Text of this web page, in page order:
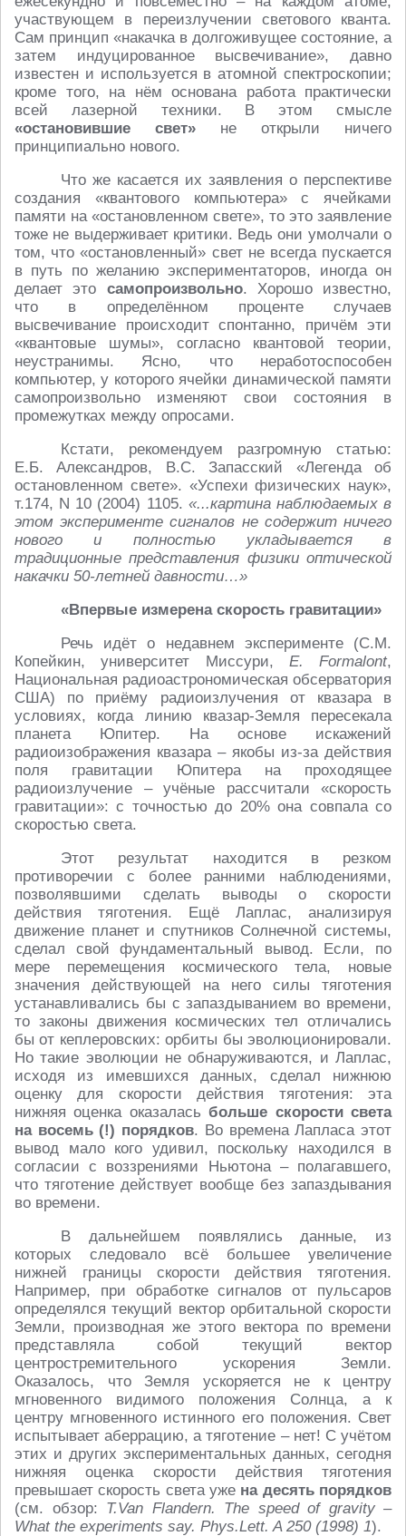
участвующем в переизлучении светового кванта.
Сам принцип «накачка в долгоживущее состояние, а
затем индуцированное высвечивание», давно
известен и используется в атомной спектроскопии;
кроме того, на нём основана работа практически
всей лазерной техники. В этом смысле
«остановившие свет» не открыли ничего
принципиально нового.
Что же касается их заявления о перспективе
создания «квантового компьютера» с ячейками
памяти на «остановленном свете», то это заявление
тоже не выдерживает критики. Ведь они умолчали о
том, что «остановленный» свет не всегда пускается
в путь по желанию экспериментаторов, иногда он
делает это самопроизвольно. Хорошо известно,
что в определённом проценте случаев
высвечивание происходит спонтанно, причём эти
«квантовые шумы», согласно квантовой теории,
неустранимы. Ясно, что неработоспособен
компьютер, у которого ячейки динамической памяти
самопроизвольно изменяют свои состояния в
промежутках между опросами.
Кстати, рекомендуем разгромную статью:
Е.Б. Александров, В.С. Запасский «Легенда об
остановленном свете». «Успехи физических наук»,
т.174, N 10 (2004) 1105. «...картина наблюдаемых в
этом эксперименте сигналов не содержит ничего
нового и полностью укладывается в
традиционные представления физики оптической
накачки 50-летней давности…»
«Впервые измерена скорость гравитации»
Речь идёт о недавнем эксперименте (С.М.
Копейкин, университет Миссури, E. Formalont,
Национальная радиоастрономическая обсерватория
США) по приёму радиоизлучения от квазара в
условиях, когда линию квазар-Земля пересекала
планета Юпитер. На основе искажений
радиоизображения квазара – якобы из-за действия
поля гравитации Юпитера на проходящее
радиоизлучение – учёные рассчитали «скорость
гравитации»: с точностью до 20% она совпала со
скоростью света.
Этот результат находится в резком
противоречии с более ранними наблюдениями,
позволявшими сделать выводы о скорости
действия тяготения. Ещё Лаплас, анализируя
движение планет и спутников Солнечной системы,
сделал свой фундаментальный вывод. Если, по
мере перемещения космического тела, новые
значения действующей на него силы тяготения
устанавливались бы с запаздыванием во времени,
то законы движения космических тел отличались
бы от кеплеровских: орбиты бы эволюционировали.
Но такие эволюции не обнаруживаются, и Лаплас,
исходя из имевшихся данных, сделал нижнюю
оценку для скорости действия тяготения: эта
нижняя оценка оказаласьбольше скорости света
на восемь (!) порядков. Во времена Лапласа этот
вывод мало кого удивил, поскольку находился в
согласии с воззрениями Ньютона – полагавшего,
что тяготение действует вообще без запаздывания
во времени.
В дальнейшем появлялись данные, из
которых следовало всё большее увеличение
нижней границы скорости действия тяготения.
Например, при обработке сигналов от пульсаров
определялся текущий вектор орбитальной скорости
Земли, производная же этого вектора по времени
представляла собой текущий вектор
центростремительного ускорения Земли.
Оказалось, что Земля ускоряется не к центру
мгновенного видимого положения Солнца, а к
центру мгновенного истинного его положения. Свет
испытывает аберрацию, а тяготение – нет! С учётом
этих и других экспериментальных данных, сегодня
нижняя оценка скорости действия тяготения
превышает скорость света уже на десять порядков
(см. обзор: T.Van Flandern. The speed of gravity –
What the experiments say. Phys.Lett. A 250 (1998) 1).